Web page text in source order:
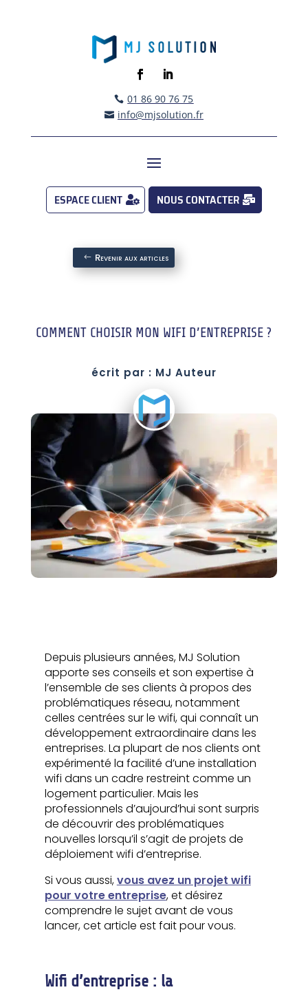
 01 86 90 76 75
 info@mjsolution.fr
ESPACE CLIENT NOUS CONTACTER
Revenir aux articles
COMMENT CHOISIR MON WIFI D’ENTREPRISE ?
écrit par : MJ Auteur
Depuis plusieurs années, MJ Solution
apporte ses conseils et son expertise à
l’ensemble de ses clients à propos des
problématiques réseau, notamment
celles centrées sur le wifi, qui connaît un
développement extraordinaire dans les
entreprises. La plupart de nos clients ont
expérimenté la facilité d’une installation
wifi dans un cadre restreint comme un
logement particulier. Mais les
professionnels d’aujourd’hui sont surpris
de découvrir des problématiques
nouvelles lorsqu’il s’agit de projets de
déploiement wifi d’entreprise.
Si vous aussi,vous avez un projet wifi
pour votre entreprise, et désirez
comprendre le sujet avant de vous
lancer, cet article est fait pour vous.
Wifi d’entreprise : la